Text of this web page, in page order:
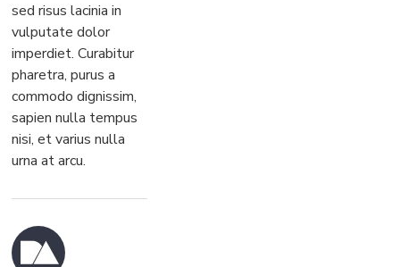
sed risus lacinia in
vulputate dolor
imperdiet. Curabitur
pharetra, purus a
commodo dignissim,
sapien nulla tempus
nisi, et varius nulla
urna at arcu.